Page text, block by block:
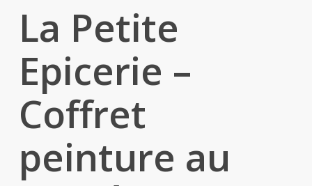
La Petite
Epicerie –
Coffret
peinture au